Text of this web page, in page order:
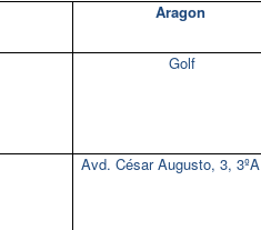
Aragon
Golf
Avd. César Augusto, 3, 3ºA